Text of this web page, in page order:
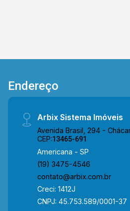
condomínio está próximo à
Av. João Bento Carneiro, Av.
Souza, Av. São Gonçalo e
Av. Rodolfo Kivitz. A região
supermercados,
o dia a dia. Entre em contato com a equipe da
Arbix Imóveis e agende a
e Telefone: 19 3475-4546 ARBIX IMÓVEIS -
Presente em cada mudança!
Endereço
Arbix Sistema Imóveis
Avenida Brasil, 294 -
CEP:13465-691
Americana - SP
(19) 3475-4546
contato@arbix.com.br
Creci: 1412J
CNPJ: 45.753.589/0001-37